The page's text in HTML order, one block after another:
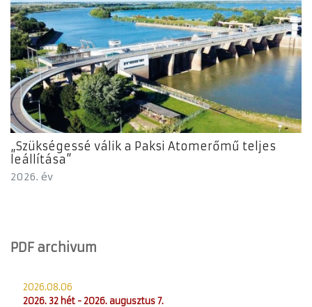
„Szükségessé válik a Paksi Atomerőmű teljes
leállítása”
2026. év
PDF archivum
2026.08.06
2026. 32 hét - 2026. augusztus 7.